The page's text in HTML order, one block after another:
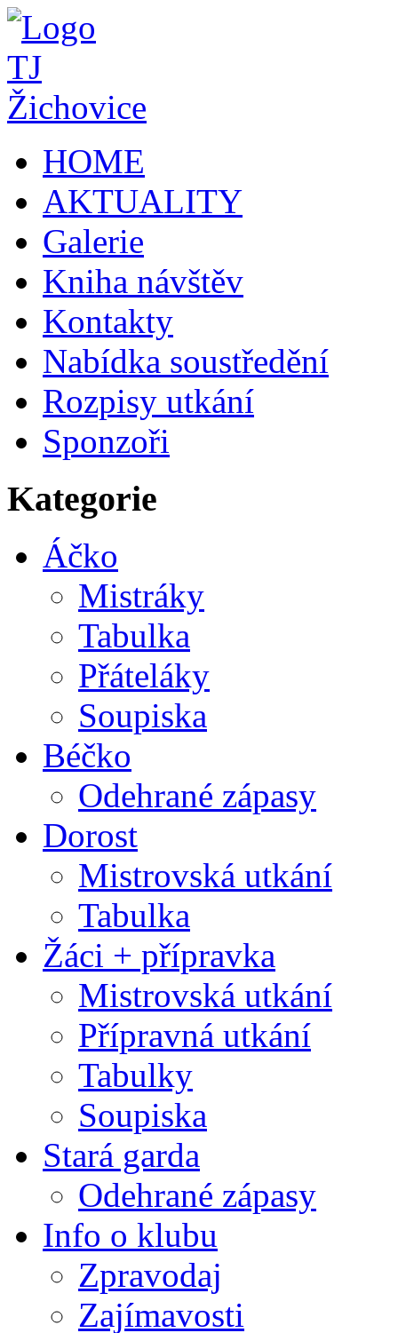
HOME
AKTUALITY
Galerie
Kniha návštěv
Kontakty
Nabídka soustředění
Rozpisy utkání
Sponzoři
Kategorie
Áčko
Mistráky
Tabulka
Přáteláky
Soupiska
Béčko
Odehrané zápasy
Dorost
Mistrovská utkání
Tabulka
Žáci + přípravka
Mistrovská utkání
Přípravná utkání
Tabulky
Soupiska
Stará garda
Odehrané zápasy
Info o klubu
Zpravodaj
Zajímavosti